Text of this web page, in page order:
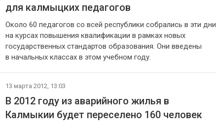
для калмыцких педагогов
Около 60 педагогов со всей республики собрались в эти дни
на курсах повышения квалификации в рамках новых
государственных стандартов образования. Они введены
в начальных классах в этом учебном году.
13 марта 2012, 13:03
В 2012 году из аварийного жилья в
Калмыкии будет переселено 160 человек